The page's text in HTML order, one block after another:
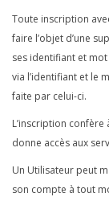
Toute inscription
faire l’objet d’une
ses identifiant et
via l’identifiant et le
faite par celui-ci.
L’inscription
donne accès aux
Un Utilisateur peut
son compte à tout